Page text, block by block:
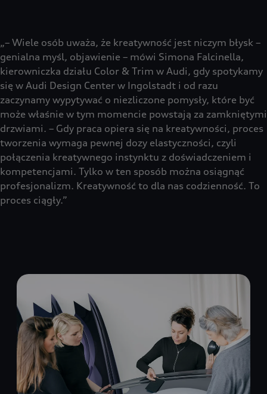
„– Wiele osób uważa, że kreatywność jest niczym błysk –
genialna myśl, objawienie – mówi Simona Falcinella,
kierowniczka działu Color & Trim w Audi, gdy spotykamy
się w Audi Design Center w Ingolstadt i od razu
zaczynamy wypytywać o niezliczone pomysły, które być
może właśnie w tym momencie powstają za zamkniętymi
drzwiami. – Gdy praca opiera się na kreatywności, proces
tworzenia wymaga pewnej dozy elastyczności, czyli
połączenia kreatywnego instynktu z doświadczeniem i
kompetencjami. Tylko w ten sposób można osiągnąć
profesjonalizm. Kreatywność to dla nas codzienność. To
proces ciągły.”